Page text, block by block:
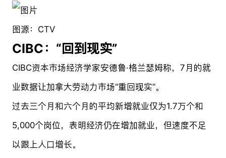
图源：CTV
CIBC：“回到现实”
CIBC资本市场经济学家安德鲁·格兰瑟姆称，7月的就
业数据让加拿大劳动力市场“重回现实”。
过去三个月和六个月的平均新增就业仅为1.7万个和
5,000个岗位，表明经济仍在增加就业，但速度不足
以跟上人口增长。